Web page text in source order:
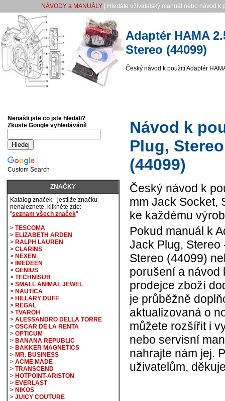
NÁVODY a MANUÁLY| Hledáte uživatelský manuál nebo návod k
Adaptér HAMA
Stereo (44099)
Český návod k použití Adaptér
Návod k
Plug,
(44099)
Český návod k
mm Jack Socket,
ke každému
Pokud manuál k
Jack Plug, Stereo
Stereo (44099)
porušení a návod
prodejce zboží
je průběžně
aktualizovaná o
můžete rozšířit i
nebo servisní
nahrajte nám jej.
uživatelům,
Nenašli jste co jste hledali?
Zkuste Google vyhledávání!
Custom Search
ZNAČKY
Katalog značek - jestliže značku
nenaleznete, klikněte zde:
"seznam všech značek"
> TESCOMA
> ELIZABETH ARDEN
> RALPH LAUREN
> CLARINS
> NEXEN
> IMEDEEN
> GENIUS
> TECHNISUB
> SMALL ANIMAL JEWEL
> NAUTICA
> HILLARY DUFF
> REGAL
> TVAROH
> ALESSANDRO DELLA TORRE
> OSCAR DE LA RENTA
> OPTICUM
> BANANA REPUBLIC
> BAKKER MAGNETICS
> MR. BUSINESS
> ACME MADE
> TRANSCEND
> HOTPOINT-ARISTON
> EVERLAST
> NIKOS
> JUICY COUTURE